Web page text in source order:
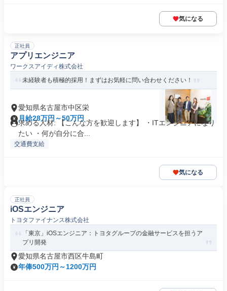
気になる
正社員
アプリエンジニア
ワークスアイディ株式会社
未経験者も積極的採用！まずはお気軽に問い合わせください！
愛知県名古屋市中区栄
月給28万円～50万円
求める人材: 【こんな方を歓迎します】 ・ITエンジニアになり
たい ・何が自分に合...
交通費支給
気になる
正社員
iOSエンジニア
トヨタファイナンス株式会社
「東京」iOSエンジニア：トヨタグループの金融サービスを担うア
プリ開発
愛知県名古屋市西区牛島町
年俸500万円～1200万円